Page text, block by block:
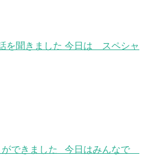
聞きました 今日は スペシャ
できました 今日はみんなで